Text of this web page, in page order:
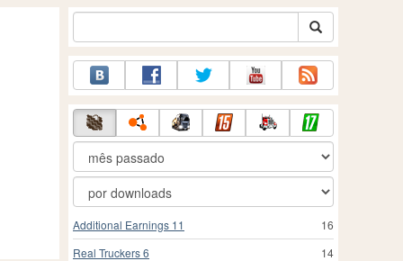
16
Additional Earnings 11
14
Real Truckers 6